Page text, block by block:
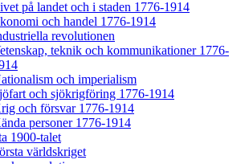
på landet och i staden 1776-1914
och handel 1776-1914
revolutionen
teknik och kommunikationer 1776-
och imperialism
och sjökrigföring 1776-1914
och försvar 1776-1914
personer 1776-1914
1900-talet
världskriget